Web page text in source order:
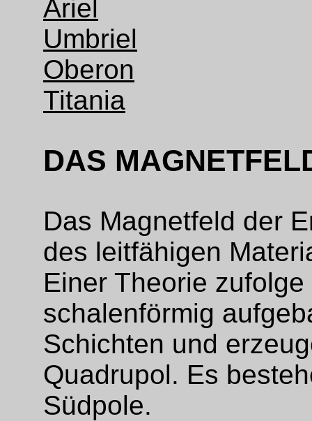
Ariel
Umbriel
Oberon
Titania
DAS
Das Magnetfeld der
des leitfähigen
Einer Theorie
schalenförmig
Schichten und
Quadrupol. Es
Südpole.